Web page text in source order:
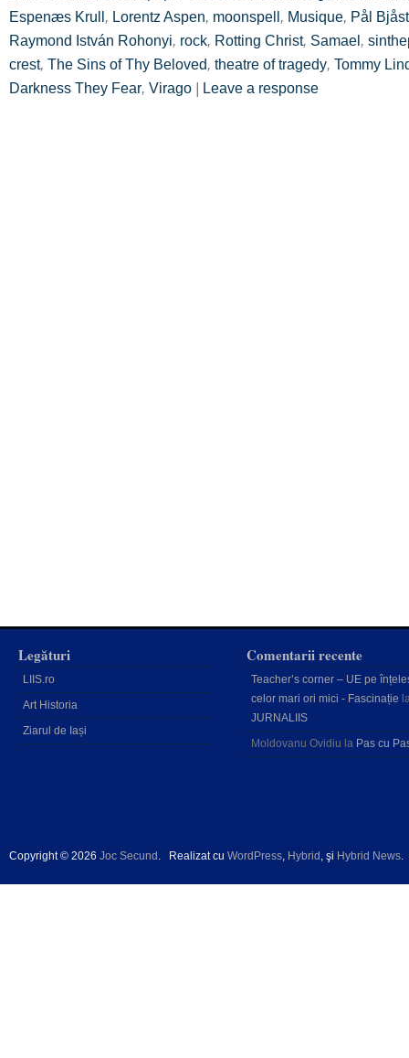
Espenæs Krull, Lorentz Aspen, moonspell, Musique, Pål
Raymond István Rohonyi, rock, Rotting Christ, Samael,
crest, The Sins of Thy Beloved, theatre of tragedy, Tommy
Darkness They Fear, Virago | Leave a response
Legături
LIIS.ro
Art Historia
Ziarul de Iași
Comentarii recente
Teacher’s corner – UE pe
celor mari ori mici - Fascinație
JURNALIIS
Moldovanu Ovidiu la Pas cu
Copyright © 2026 Joc Secund . Realizat cu WordPress, Hybrid , şi Hybrid News.